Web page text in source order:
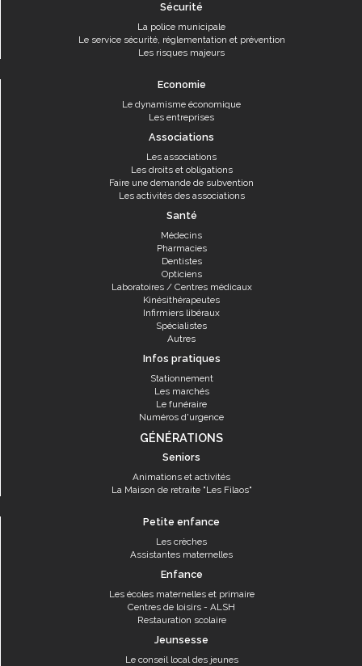
Sécurité
La police municipale
Le service sécurité, réglementation et prévention
Les risques majeurs
Economie
Le dynamisme économique
Les entreprises
Associations
Les associations
Les droits et obligations
Faire une demande de subvention
Les activités des associations
Santé
Médecins
Pharmacies
Dentistes
Opticiens
Laboratoires / Centres médicaux
Kinésithérapeutes
Infirmiers libéraux
Spécialistes
Autres
Infos pratiques
Stationnement
Les marchés
Le funéraire
Numéros d'urgence
GÉNÉRATIONS
Seniors
Animations et activités
La Maison de retraite "Les Filaos"
Petite enfance
Les crèches
Assistantes maternelles
Enfance
Les écoles maternelles et primaire
Centres de loisirs - ALSH
Restauration scolaire
Jeunsesse
Le conseil local des jeunes